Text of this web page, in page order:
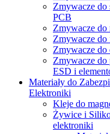
Zmywacze do
PCB
Zmywacze do
Zmywacze
Zmywacze do
Zmywacze do
ESD i
Materiały do
Elektroniki
Kleje do
Żywice i
elektroniki